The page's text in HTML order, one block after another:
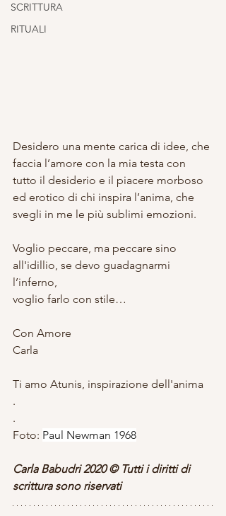
SCRITTURA
RITUALI
Desidero una mente carica di idee, che
faccia l’amore con la mia testa con
tutto il desiderio e il piacere morboso
ed erotico di chi inspira l’anima, che
svegli in me le più sublimi emozioni.
Voglio peccare, ma peccare sino
all'idillio, se devo guadagnarmi
l’inferno,
voglio farlo con stile…
Con Amore
Carla
Ti amo Atunis, inspirazione dell'anima
.
.
Foto: Paul Newman 1968
Carla Babudri 2020 © Tutti i diritti di
scrittura sono riservati